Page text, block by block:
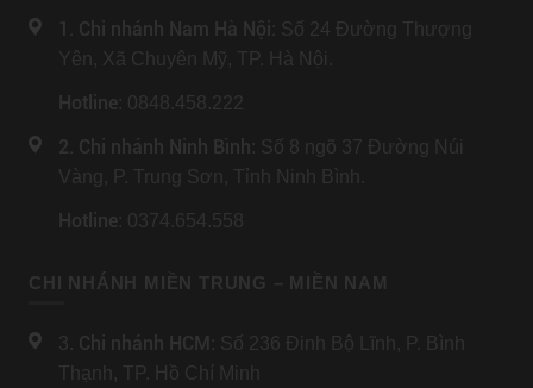
1. Chi nhánh Nam Hà Nội: Số 24 Đường Thượng
Yên, Xã Chuyên Mỹ, TP. Hà Nội.
Hotline: 0848.458.222
2. Chi nhánh Ninh Bình: Số 8 ngõ 37 Đường Núi
Vàng, P. Trung Sơn, Tỉnh Ninh Bình.
Hotline: 0374.654.558
CHI NHÁNH MIỀN TRUNG – MIỀN NAM
3. Chi nhánh HCM : Số 236 Đinh Bộ Lĩnh, P. Bình
Thạnh, TP. Hồ Chí Minh